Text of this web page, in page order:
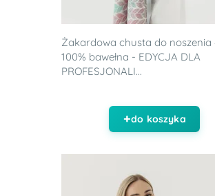
Żakardowa chusta do noszenia
100% bawełna - EDYCJA DLA
PROFESJONALI...
do koszyka